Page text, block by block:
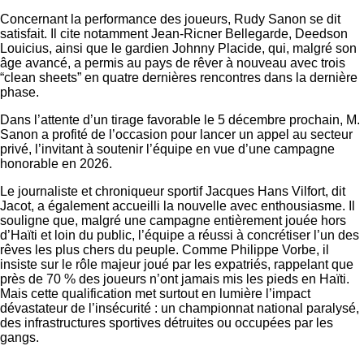
Concernant la performance des joueurs, Rudy Sanon se dit
satisfait. Il cite notamment Jean-Ricner Bellegarde, Deedson
Louicius, ainsi que le gardien Johnny Placide, qui, malgré son
âge avancé, a permis au pays de rêver à nouveau avec trois
“clean sheets” en quatre dernières rencontres dans la dernière
phase.
Dans l’attente d’un tirage favorable le 5 décembre prochain, M.
Sanon a profité de l’occasion pour lancer un appel au secteur
privé, l’invitant à soutenir l’équipe en vue d’une campagne
honorable en 2026.
Le journaliste et chroniqueur sportif Jacques Hans Vilfort, dit
Jacot, a également accueilli la nouvelle avec enthousiasme. Il
souligne que, malgré une campagne entièrement jouée hors
d’Haïti et loin du public, l’équipe a réussi à concrétiser l’un des
rêves les plus chers du peuple. Comme Philippe Vorbe, il
insiste sur le rôle majeur joué par les expatriés, rappelant que
près de 70 % des joueurs n’ont jamais mis les pieds en Haïti.
Mais cette qualification met surtout en lumière l’impact
dévastateur de l’insécurité : un championnat national paralysé,
des infrastructures sportives détruites ou occupées par les
gangs.